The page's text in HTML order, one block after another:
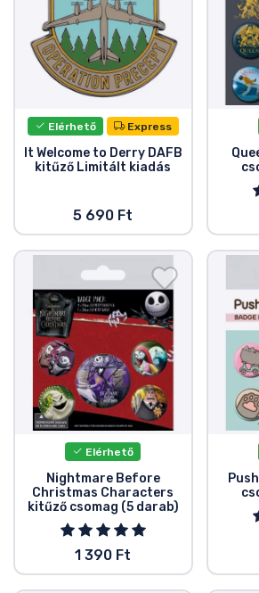
Elérhető Express
It Welcome to Derry DAFB
kitűző Limitált kiadás
5 690 Ft
Elérhető
Nightmare Before
Christmas Characters
kitűző csomag (5 darab)
1 390 Ft